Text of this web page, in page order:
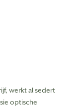
werkt al sedert
optische